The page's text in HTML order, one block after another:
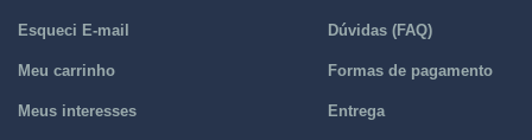
Esqueci E-mail
Meu carrinho
Meus interesses
Dúvidas (FAQ)
Formas de pagamento
Entrega